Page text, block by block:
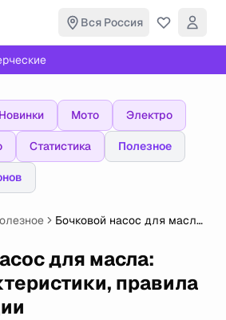
Вся Россия
Новинки Мото Электро
Статистика Полезное
Бочковой насос для масла:
правила эксплуатации
для масла:
правила